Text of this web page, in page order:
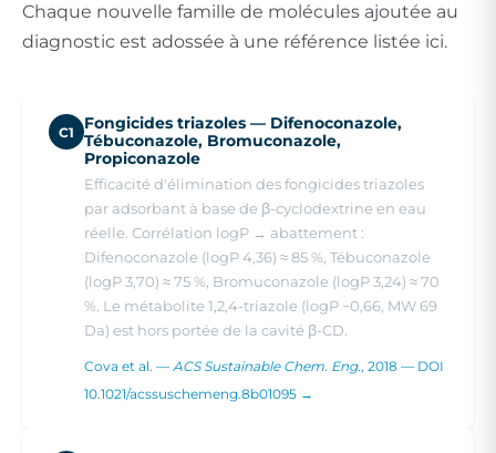
Chaque nouvelle famille de molécules ajoutée au
diagnostic est adossée à une référence listée ici.
C1
Fongicides triazoles — Difenoconazole,
Tébuconazole, Bromuconazole,
Propiconazole
Efficacité d'élimination des fongicides triazoles
par adsorbant à base de β-cyclodextrine en eau
réelle. Corrélation logP → abattement :
Difenoconazole (logP 4,36) ≈ 85 %, Tébuconazole
(logP 3,70) ≈ 75 %, Bromuconazole (logP 3,24) ≈ 70
%. Le métabolite 1,2,4-triazole (logP −0,66, MW 69
Da) est hors portée de la cavité β-CD.
Cova et al. — ACS Sustainable Chem. Eng., 2018 — DOI
10.1021/acssuschemeng.8b01095 →